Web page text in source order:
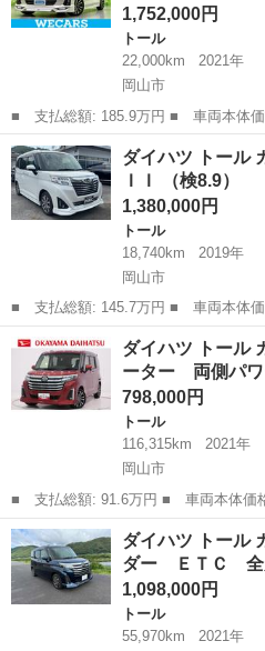
1,752,000円
トール
22,000km
2021年
岡山市
■ 支払総額: 185.9万円 ■ 車両本体価格： 1,752,000 円 ■ メーカ
ー名： ダイハツ ■ 車種名： トー
Ｇターボ モデリスタエアロ／保証
スマート...
岡山 岡山市 トール
ダイハツ トール
ＩＩ （検8.9）
1,380,000円
トール
18,740km
2019年
岡山市
■ 支払総額: 145.7万円 ■ 車両本体価格： 1,380,000 円 ■ メーカ
ー名： ダイハツ ■ 車種名： トー
Ｇ ターボ ＳＡＩＩＩ ■ 排気量
岡山 岡山市 トール
ダイハツ トール
ーター 両側パ
798,000円
トール
116,315km
2021年
岡山市
■ 支払総額: 91.6万円 ■ 車両本体価格： 798,000 円 ■ メーカー
名： ダイハツ ■ 車種名： トール
ターボ シートヒーター 両側パワ
キーフリー ...
岡山 岡山市 トール
ダイハツ トール
ダー ＥＴＣ
1,098,000円
トール
55,970km
2021年